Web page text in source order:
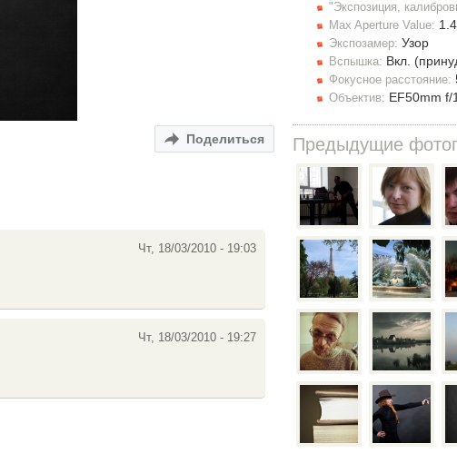
Поделиться
Чт, 18/03/2010 - 19:03
Чт, 18/03/2010 - 19:27
"Экспозиция,
Max Aperture Value: 1.4
Экспозамер: Узор
Вспышка: Вкл.
Фокусное расстояние:
Объектив: EF50mm f/
Предыдущие